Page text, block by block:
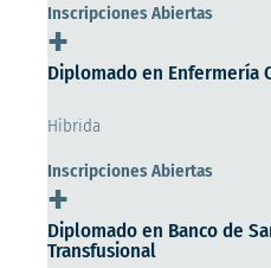
Inscripciones Abiertas
+
Diplomado en Enfermería
Híbrida
Inscripciones Abiertas
+
Diplomado en Banco de
Transfusional